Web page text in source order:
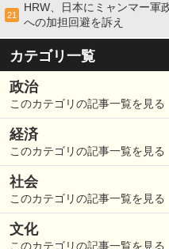
21
HRW、日本にミャンマー
への加担回避を訴え
カテゴリ一覧
政治
このカテゴリの記事一覧を見る
経済
このカテゴリの記事一覧を見る
社会
このカテゴリの記事一覧を見る
文化
このカテゴリの記事一覧を見る